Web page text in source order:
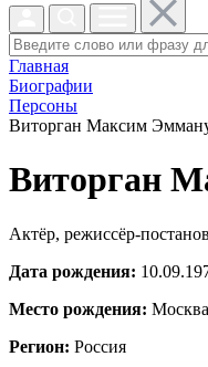
Главная
Биографии
Персоны
Виторган Максим
Виторган
Актёр, режиссёр-
Дата рождения:
Место рождения:
Регион: Россия